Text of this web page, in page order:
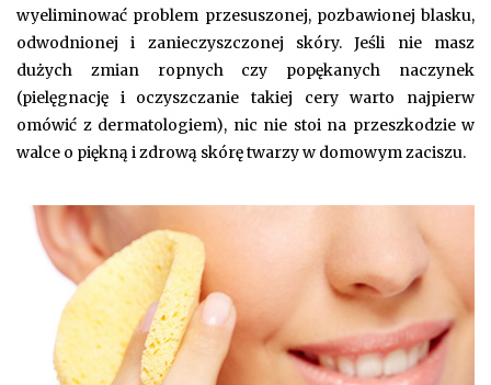
wyeliminować problem przesuszonej, pozbawionej blasku,
odwodnionej i zanieczyszczonej skóry. Jeśli nie masz
dużych zmian ropnych czy popękanych naczynek
(pielęgnację i oczyszczanie takiej cery warto najpierw
omówić z dermatologiem), nic nie stoi na przeszkodzie w
walce o piękną i zdrową skórę twarzy w domowym zaciszu.